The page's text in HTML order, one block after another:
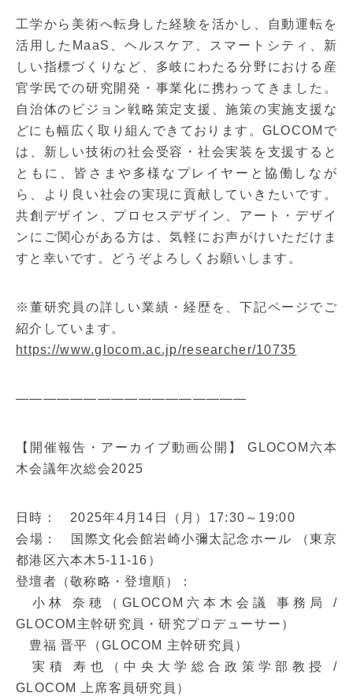
工学から美術へ転身した経験を活かし、自動運転を
活用したMaaS、ヘルスケア、スマートシティ、新
しい指標づくりなど、多岐にわたる分野における産
官学民での研究開発・事業化に携わってきました。
自治体のビジョン戦略策定支援、施策の実施支援な
どにも幅広く取り組んできております。GLOCOMで
は、新しい技術の社会受容・社会実装を支援すると
ともに、皆さまや多様なプレイヤーと協働しなが
ら、より良い社会の実現に貢献していきたいです。
共創デザイン、プロセスデザイン、アート・デザイ
ンにご関心がある方は、気軽にお声がけいただけま
すと幸いです。どうぞよろしくお願いします。
※董研究員の詳しい業績・経歴を、下記ページでご
紹介しています。
https://www.glocom.ac.jp/researcher/10735
—————————————————
【開催報告・アーカイブ動画公開】 GLOCOM六本
木会議年次総会2025
日時： 2025年4月14日（月）17:30～19:00
会場： 国際文化会館岩崎小彌太記念ホール （東京
都港区六本木5-11-16）
登壇者（敬称略・登壇順）：
小林 奈穂（GLOCOM六本木会議 事務局 /
GLOCOM主幹研究員・研究プロデューサー）
豊福 晋平（GLOCOM 主幹研究員）
実積 寿也（中央大学総合政策学部教授 /
GLOCOM 上席客員研究員）